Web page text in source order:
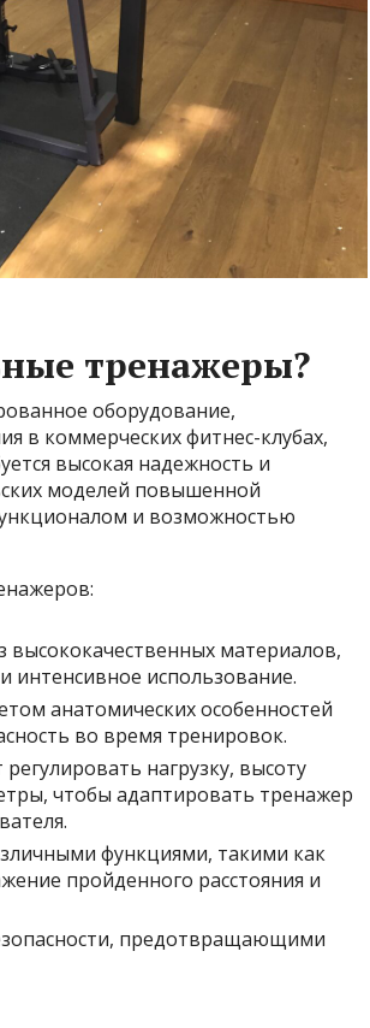
тренажеры?
оборудование,
в коммерческих фитнес-клубах,
высокая надежность и
моделей повышенной
и возможностью
высококачественных материалов,
интенсивное использование.
анатомических особенностей
во время тренировок.
нагрузку, высоту
чтобы адаптировать тренажер
функциями, такими как
пройденного расстояния и
предотвращающими